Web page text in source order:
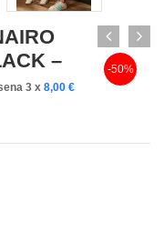
–
3 x 8,00 €
-50%